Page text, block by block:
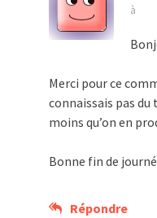
à
Merci pour ce
connaissais pas
moins qu’on en
Bonne fin de
Répondre